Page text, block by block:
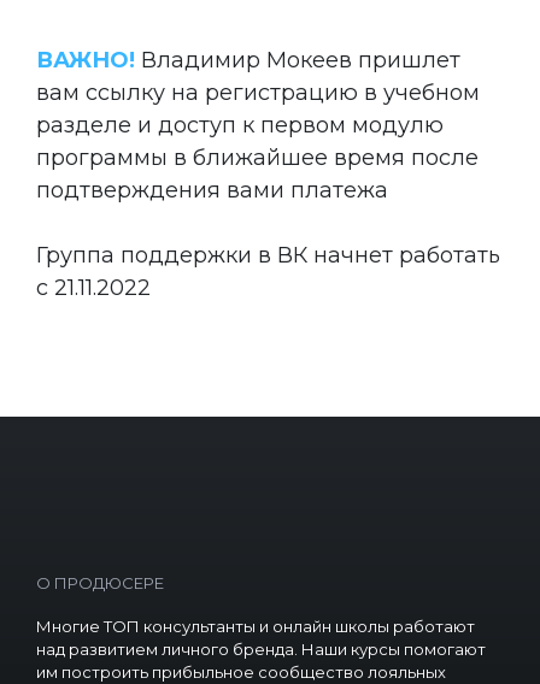
ВАЖНО! Владимир Мокеев пришлет
вам ссылку на регистрацию в учебном
разделе и доступ к первом модулю
программы в ближайшее время после
подтверждения вами платежа
Группа поддержки в ВК начнет работать
с 21.11.2022
О ПРОДЮСЕРЕ
Многие ТОП консультанты и онлайн школы работают
над развитием личного бренда. Наши курсы помогают
им построить прибыльное сообщество лояльных